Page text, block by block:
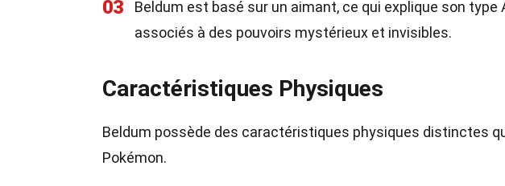
03
Beldum est basé sur un aimant, ce qui explique son
associés à des pouvoirs mystérieux et invisibles.
Caractéristiques Physiques
Beldum possède des caractéristiques physiques distinctes
Pokémon.